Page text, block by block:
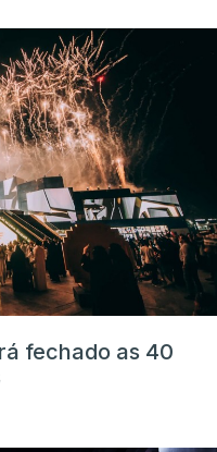
fechado as 40